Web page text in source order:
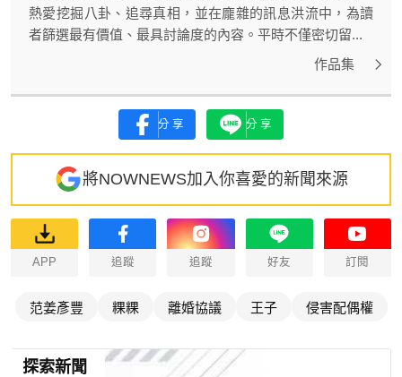
熱愛挖掘八卦、追尋真相，並在龐雜的訊息洪流中，為讀
者篩選最有價值、最具討論度的內容。平時不僅密切留...
作品集
分享 分享
將NOWNEWS加入你喜愛的新聞來源
APP 追蹤 追蹤 好友 訂閱
范姜彥豐 粿粿 離婚協議 王子 侵害配偶權
探索新聞